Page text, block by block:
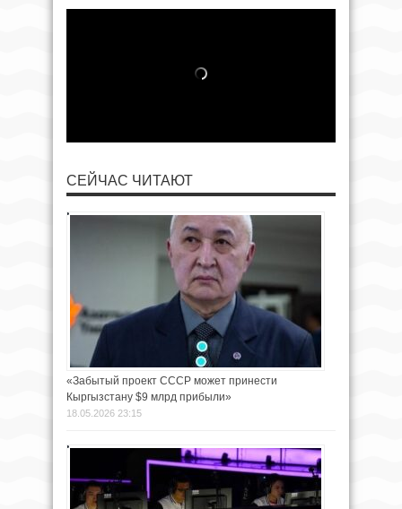
СЕЙЧАС ЧИТАЮТ
«Забытый проект СССР может принести
Кыргызстану $9 млрд прибыли»
18.05.2026 23:15